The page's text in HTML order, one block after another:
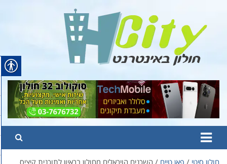
content
Hcity – חולון באינטרנט
פורטל החדשות והמידע של חולון
חולון סיטי פאן טיים השכנים הויראלים מחולון בראיון לתוכנית קיציס